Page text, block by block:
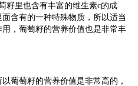
籽里也含有丰富的维生素c的成
含有的一种特殊物质，所以适当
，葡萄籽的营养价值也是非常丰
葡萄籽的营养价值是非常高的，